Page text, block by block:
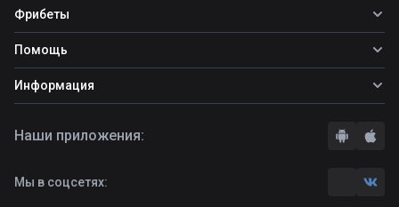
Все прогнозы
Топ ставок
Прогнозы на футбол
Фрибеты
Фрибеты
Помощь
Школа ставок
Вопросы и ответы
Информация
Правила
Контакты
Наши приложения:
Мы в соцсетях: